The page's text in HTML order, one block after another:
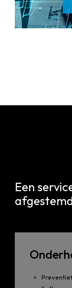
Een